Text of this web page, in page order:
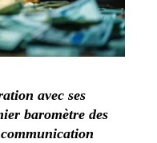
avec ses
baromètre des